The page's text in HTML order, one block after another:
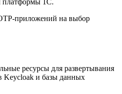
на выбор
ресурсы для развертывания
Keycloak и базы данных